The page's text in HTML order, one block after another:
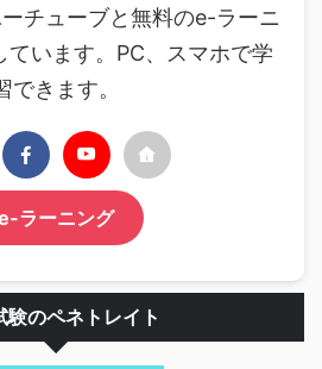
チューブと無料のe-ラーニ
ています。PC、スマホで学
できます。
ラーニング
験のペネトレイト